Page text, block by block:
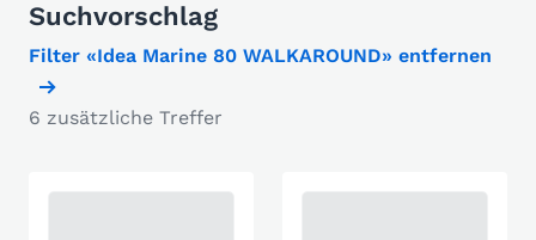
Suchvorschlag
Filter «Idea Marine 80 WALKAROUND» entfernen
6 zusätzliche Treffer